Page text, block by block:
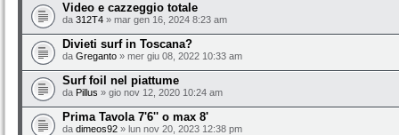
Video e cazzeggio totale
da 312T4 » mar gen 16, 2024 8:23 am
Divieti surf in Toscana?
da Greganto » mer giu 08, 2022 10:33 am
Surf foil nel piattume
da Pillus » gio nov 12, 2020 10:24 am
Prima Tavola 7'6'' o max 8'
da dimeos92 » lun nov 20, 2023 12:38 pm